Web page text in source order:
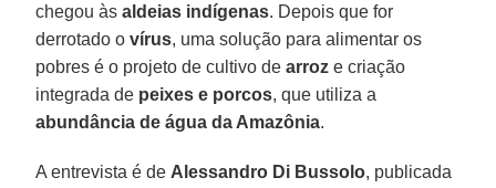
chegou àsaldeias indígenas. Depois que for
derrotado ovírus, uma solução para alimentar os
pobres é o projeto de cultivo dearroz e criação
integrada de peixes e porcos, que utiliza a
abundância de água da Amazônia.
A entrevista é de Alessandro Di Bussolo, publicada